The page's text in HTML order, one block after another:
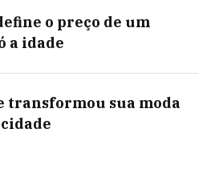
o preço de um
a idade
transformou sua moda